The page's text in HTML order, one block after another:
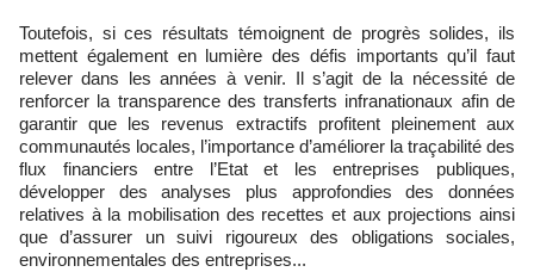
Toutefois, si ces résultats témoignent de progrès solides, ils
mettent également en lumière des défis importants qu’il faut
relever dans les années à venir. Il s’agit de la nécessité de
renforcer la transparence des transferts infranationaux afin de
garantir que les revenus extractifs profitent pleinement aux
communautés locales, l’importance d’améliorer la traçabilité des
flux financiers entre l’Etat et les entreprises publiques,
développer des analyses plus approfondies des données
relatives à la mobilisation des recettes et aux projections ainsi
que d’assurer un suivi rigoureux des obligations sociales,
environnementales des entreprises...